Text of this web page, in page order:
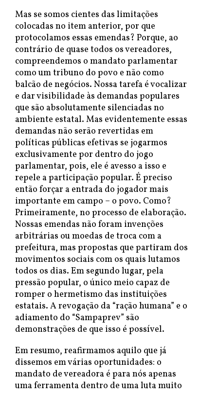
Mas se somos cientes das limitações
colocadas no item anterior, por que
protocolamos essas emendas? Porque, ao
contrário de quase todos os vereadores,
compreendemos o mandato parlamentar
como um tribuno do povo e não como
balcão de negócios. Nossa tarefa é vocalizar
e dar visibilidade às demandas populares
que são absolutamente silenciadas no
ambiente estatal. Mas evidentemente essas
demandas não serão revertidas em
políticas públicas efetivas se jogarmos
exclusivamente por dentro do jogo
parlamentar, pois, ele é avesso a isso e
repele a participação popular. É preciso
então forçar a entrada do jogador mais
importante em campo – o povo. Como?
Primeiramente, no processo de elaboração.
Nossas emendas não foram invenções
arbitrárias ou moedas de troca com a
prefeitura, mas propostas que partiram dos
movimentos sociais com os quais lutamos
todos os dias. Em segundo lugar, pela
pressão popular, o único meio capaz de
romper o hermetismo das instituições
estatais. A revogação da “ração humana” e o
adiamento do “Sampaprev” são
demonstrações de que isso é possível.
Em resumo, reafirmamos aquilo que já
dissemos em várias oportunidades: o
mandato de vereadora é para nós apenas
uma ferramenta dentro de uma luta muito